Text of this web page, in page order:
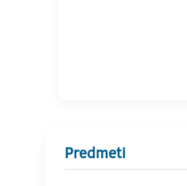
Predmeti